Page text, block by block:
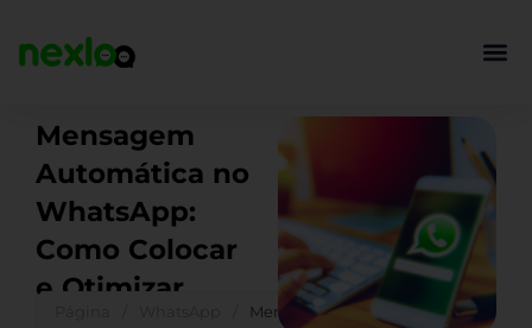
para
Mensagem
Automática no
WhatsApp:
Como Colocar
e Otimizar
Mensagem